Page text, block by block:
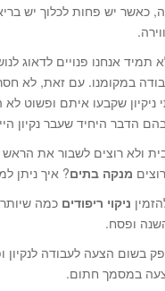
כאשר יש פחות לכלוך יש
תמיד אנחנו פנויים לדאוג
במקומנו. עם זאת, לא
ניקיון שקבעו איתם ופשוט
הדבר היחיד שעבר
ולא רוצים לשבור את
מנקה בתים? איך ניתן
ניקוי ריפודים כמה
ופסח.
בשום הצעה לעבודה לנקיון
במסמך חתום.